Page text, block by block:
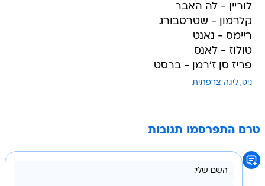
לוריין - לה האבר
קלרמון - שטרסבורג
ריימס - נאנט
טולוז - לאנס
פריז סן ז'רמן - ברסט
ניס ליגה צרפתית
טרם התפרסמו תגובות